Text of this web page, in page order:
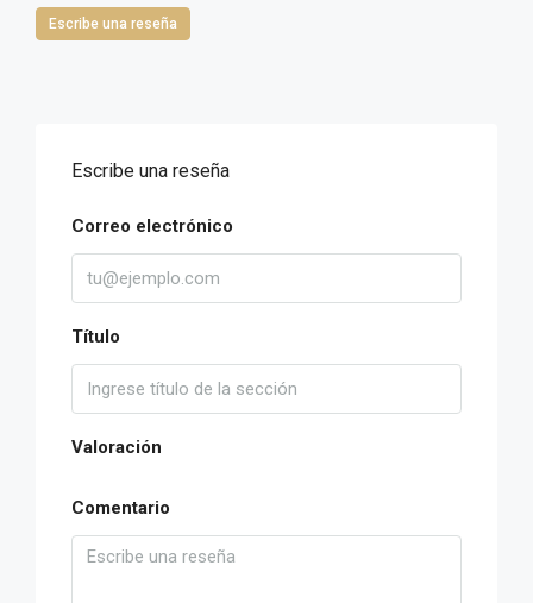
Escribe una reseña
Escribe una reseña
Correo electrónico
Título
Valoración
Comentario